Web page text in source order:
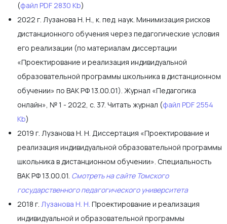
(файл PDF 2830 Kb)
2022 г. Лузанова Н. Н., к. пед. наук. Минимизация рисков
дистанционного обучения через педагогические условия
его реализации (по материалам диссертации
«Проектирование и реализация индивидуальной
образовательной программы школьника в дистанционном
обучении» по ВАК РФ 13.00.01). Журнал «Педагогика
онлайн», № 1 - 2022, с. 37. Читать журнал (файл PDF 2554
Kb)
2019 г. Лузанова Н. Н. Диссертация «Проектирование и
реализация индивидуальной образовательной программы
школьника в дистанционном обучении». Специальность
ВАК РФ 13.00.01. Смотреть на сайте Томского
государственного педагогического университета
2018 г. Лузанова Н. Н. Проектирование и реализация
индивидуальной и образовательной программы